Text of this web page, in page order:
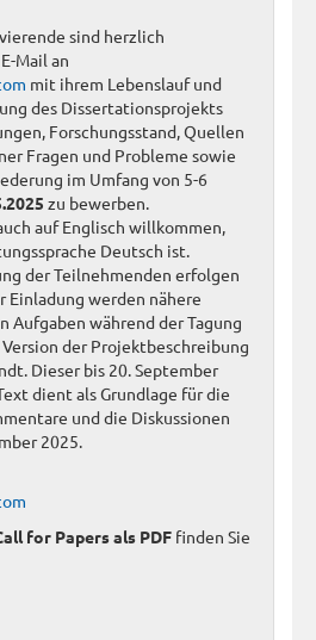
sind herzlich
Mail an
mit ihrem Lebenslauf und
des Dissertationsprojekts
Forschungsstand, Quellen
Fragen und Probleme sowie
im Umfang von 5-6
zu bewerben.
auf Englisch willkommen,
Deutsch ist.
der Teilnehmenden erfolgen
Einladung werden nähere
Aufgaben während der Tagung
der Projektbeschreibung
Dieser bis 20. September
dient als Grundlage für die
und die Diskussionen
2025.
for Papers als PDF finden Sie